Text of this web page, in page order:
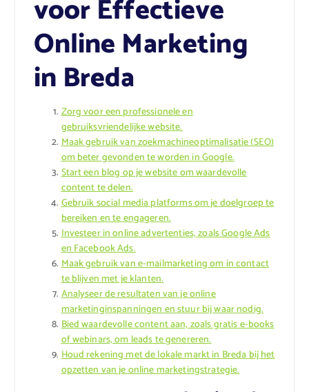
voor Effectieve
Online Marketing
in Breda
Zorg voor een professionele en
gebruiksvriendelijke website.
Maak gebruik van zoekmachineoptimalisatie (SEO)
om beter gevonden te worden in Google.
Start een blog op je website om waardevolle
content te delen.
Gebruik social media platforms om je doelgroep te
bereiken en te engageren.
Investeer in online advertenties, zoals Google Ads
en Facebook Ads.
Maak gebruik van e-mailmarketing om in contact
te blijven met je klanten.
Analyseer de resultaten van je online
marketinginspanningen en stuur bij waar nodig.
Bied waardevolle content aan, zoals gratis e-books
of webinars, om leads te genereren.
Houd rekening met de lokale markt in Breda bij het
opzetten van je online marketingstrategie.